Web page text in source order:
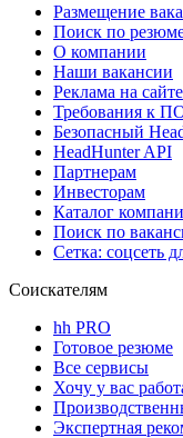
Размещение
Поиск по
О компании
Наши вакансии
Реклама на сайте
Требования к
Безопасный
HeadHunter API
Партнерам
Инвесторам
Каталог
Поиск по
Сетка: соцсеть
Соискателям
hh PRO
Готовое резюме
Все сервисы
Хочу у вас
Экспертная